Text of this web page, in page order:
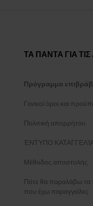
ΤΑ ΠΑΝΤΑ ΓΙΑ
Πρόγραμμα
Γενικοί όροι και
Πολιτική απορρήτου
ΈΝΤΥΠΟ
Μέθοδος αποστολής
Πότε θα παραλάβω τα
που έχω παραγγείλει;